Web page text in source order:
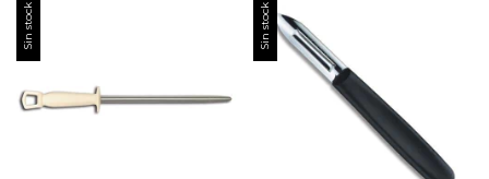
Sin stock Sin stock